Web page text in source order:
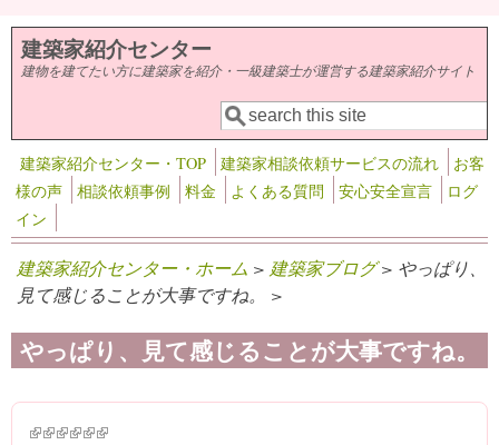
メインコンテンツに移動
建築家紹介センター
建物を建てたい方に建築家を紹介・一級建築士が運営する建築家紹介サイト
検索フォーム
検索
建築家紹介センター・TOP 建築家相談依頼サービスの流れ
お客
様の声
相談依頼事例 料金 よくある質問 安心安全宣言
ログ
イン
建築家紹介センター・ホーム > 建築家ブログ> やっぱり、
見て感じることが大事ですね。 >
やっぱり、見て感じることが大事ですね。
(link is external)
(link is external)
(link is external)
(link is external)
(link is external)
(link is external)